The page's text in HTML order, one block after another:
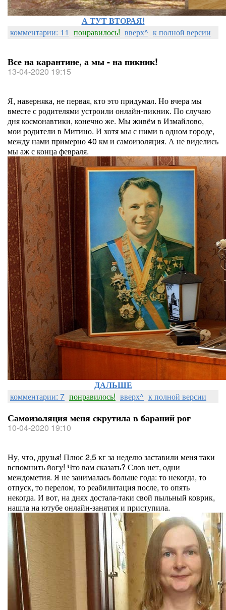
А ТУТ ВТОРАЯ!
комментарии: 11 понравилось! вверх^ к полной версии
Все на карантине, а мы - на пикник!
13-04-2020 19:15
Я, наверняка, не первая, кто это придумал. Но вчера мы
вместе с родителями устроили онлайн-пикник. По случаю
дня космонавтики, конечно же. Мы живём в Измайлово,
мои родители в Митино. И хотя мы с ними в одном городе,
между нами примерно 40 км и самоизоляция. А не виделись
мы аж с конца февраля.
ДАЛЬШЕ
комментарии: 7 понравилось! вверх^ к полной версии
Самоизоляция меня скрутила в бараний рог
10-04-2020 19:10
Ну, что, друзья! Плюс 2,5 кг за неделю заставили меня таки
вспомнить йогу! Что вам сказать? Слов нет, одни
междометия. Я не занималась больше года: то некогда, то
отпуск, то перелом, то реабилитация после, то опять
некогда. И вот, на днях достала-таки свой пыльный коврик,
нашла на ютубе онлайн-занятия и приступила.